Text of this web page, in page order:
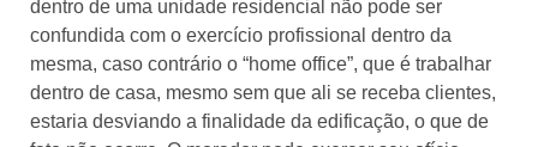
dentro de uma unidade residencial não pode ser
confundida com o exercício profissional dentro da
mesma, caso contrário o “home office”, que é trabalhar
dentro de casa, mesmo sem que ali se receba clientes,
estaria desviando a finalidade da edificação, o que de